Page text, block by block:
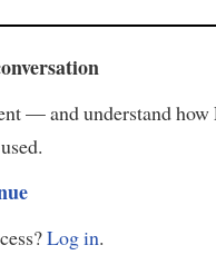
— and understand how
Log in.